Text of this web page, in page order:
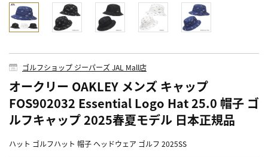
ゴルフショップ ジーパーズ JAL Mall店
オークリー OAKLEY メンズ キャップ
FOS902032 Essential Logo Hat 25.0 帽子 ゴ
ルフキャップ 2025春夏モデル 日本正規品
ハット ゴルフハット 帽子 ヘッドウェア ゴルフ 2025SS